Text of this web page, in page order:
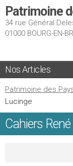
Patrimoine
34 rue Général
01000 BOURG-EN-
Nos Articles
Patrimoine des
Lucinge
Cahiers